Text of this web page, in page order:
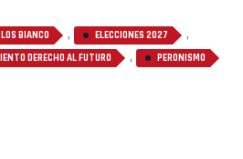
BIANCO , ELECCIONES 2027 ,
DERECHO AL FUTURO , PERONISMO